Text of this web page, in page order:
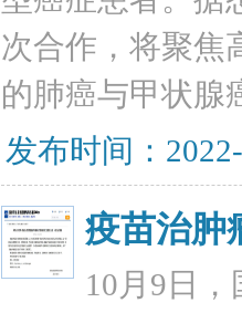
次合作，将聚焦
的肺癌与甲状腺
发布时间：
疫苗治肿
10月9日